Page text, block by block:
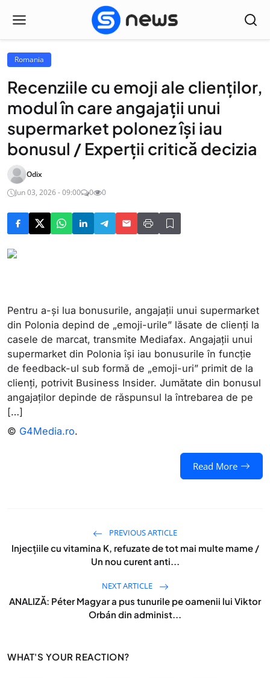
Romania
Recenziile cu emoji ale clienților,
modul în care angajații unui
supermarket polonez își iau
bonusul / Experții critică decizia
Odix
Jun 03, 2026 - 09:00
0 0
Pentru a-și lua bonusurile, angajații unui supermarket
din Polonia depind de „emoji-urile” lăsate de clienți la
casele de marcat, transmite Mediafax. Angajații unui
supermarket din Polonia își iau bonusurile în funcție
de feedback-ul sub formă de „emoji-uri” primit de la
clienți, potrivit Business Insider. Jumătate din bonusul
angajaților depinde de răspunsul la întrebarea de pe
[…]
© G4Media.ro.
Read More
PREVIOUS ARTICLE
Injecţiile cu vitamina K, refuzate de tot mai multe mame /
Un nou curent anti...
NEXT ARTICLE
ANALIZĂ: Péter Magyar a pus tunurile pe oamenii lui Viktor
Orbán din administ...
WHAT'S YOUR REACTION?